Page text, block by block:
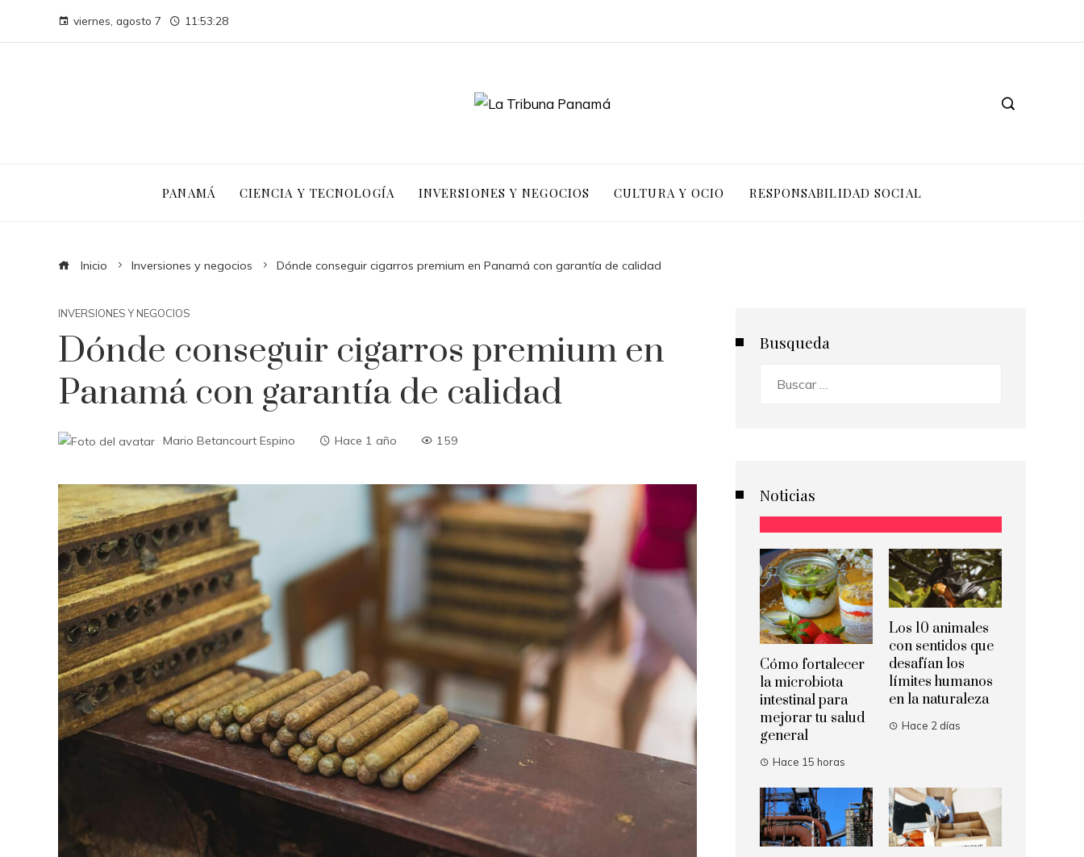
viernes, agosto 7 11:53:29
PANAMÁ CIENCIA Y TECNOLOGÍA INVERSIONES Y NEGOCIOS CULTURA Y OCIO RESPONSABILIDAD SOCIAL
Inicio Inversiones y negocios Dónde conseguir cigarros premium en Panamá con garantía de calidad
INVERSIONES Y NEGOCIOS
Dónde conseguir cigarros premium en
Panamá con garantía de calidad
Mario Betancourt Espino Hace 1 año 159
Busqueda
Noticias
Cómo fortalecer
la microbiota
intestinal para
mejorar tu salud
general
Hace 15 horas
Los 10 animales
con sentidos que
desafían los
límites humanos
en la naturaleza
Hace 2 días